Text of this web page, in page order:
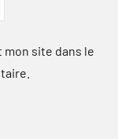
site dans le